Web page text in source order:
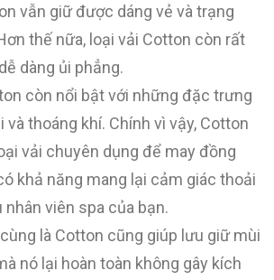
vẫn giữ được dáng vẻ và trạng
thế nữa, loại vải Cotton còn rất
dàng ủi phẳng.
còn nổi bật với những đặc trưng
và thoáng khí. Chính vì vậy, Cotton
vải chuyên dụng để may đồng
khả năng mang lại cảm giác thoải
nhân viên spa của bạn.
là Cotton cũng giúp lưu giữ mùi
nó lại hoàn toàn không gây kích